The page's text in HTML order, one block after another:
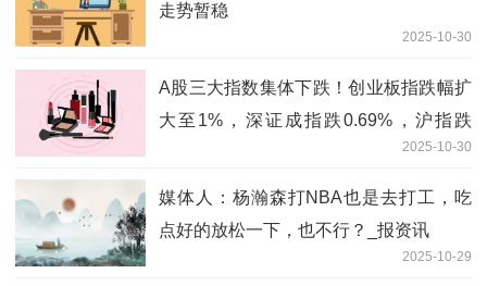
走势暂稳
2025-10-30
A股三大指数集体下跌！创业板指跌幅扩
大至1%，深证成指跌0.69%，沪指跌
0.13%，兵装重组概念跌幅居前|实时焦
点
2025-10-30
媒体人：杨瀚森打NBA也是去打工，吃
点好的放松一下，也不行？_报资讯
2025-10-29